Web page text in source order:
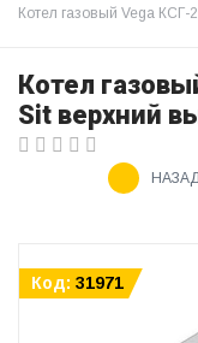
Котел газовый Vega
Котел
Sit верхний
Код: 31971